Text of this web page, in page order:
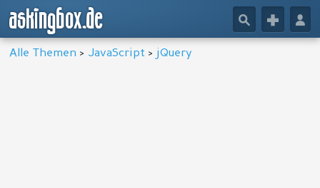
askingbox.de 👤
+
🔎
Alle Themen > JavaScript > jQuery